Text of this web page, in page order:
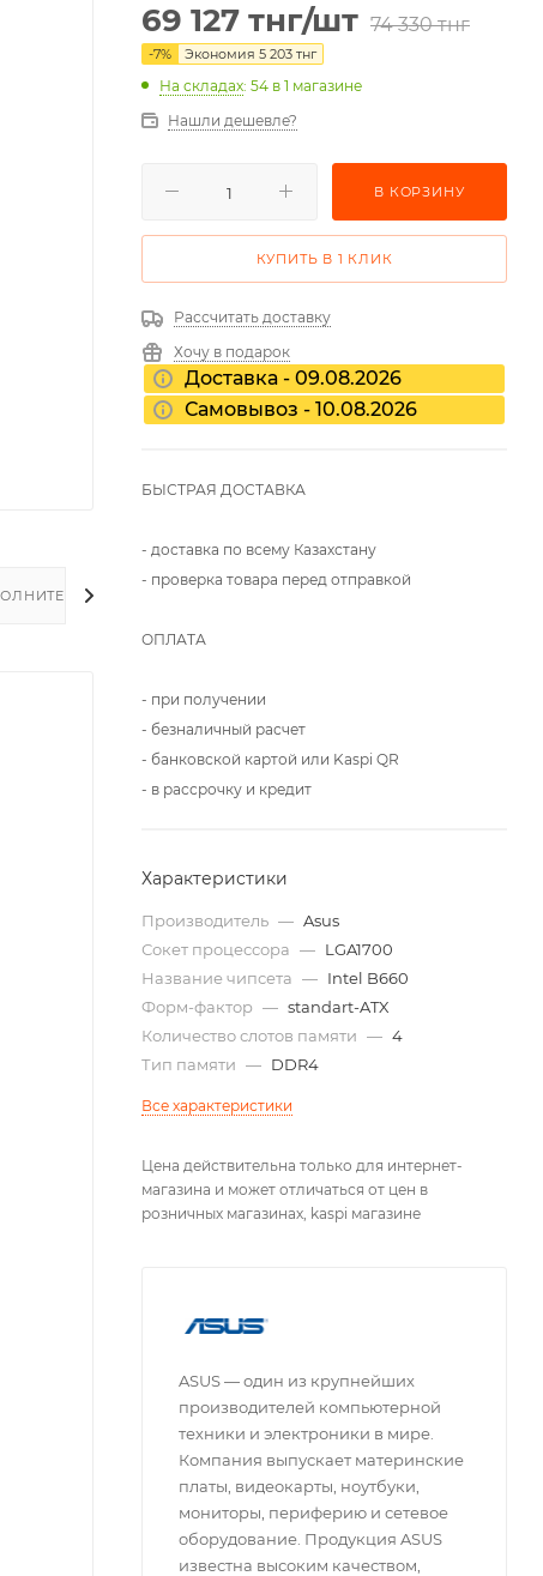
69 127 тнг/шт 74 330тнг
-7% Экономия 5 203 тнг
На складах: 54 в 1 магазине
Нашли дешевле?
В КОРЗИНУ
КУПИТЬ В 1 КЛИК
Рассчитать доставку
Хочу в подарок
Доставка - 09.08.2026
Самовывоз - 10.08.2026
БЫСТРАЯ ДОСТАВКА
- доставка по всему Казахстану
- проверка товара перед отправкой
ОПЛАТА
- при получении
- безналичный расчет
- банковской картой или Kaspi QR
- в рассрочку и кредит
Характеристики
Производитель — Asus
Сокет процессора — LGA1700
Название чипсета — Intel B660
Форм-фактор — standart-ATX
Количество слотов памяти — 4
Тип памяти — DDR4
Все характеристики
Цена действительна только для интернет-
магазина и может отличаться от цен в
розничных магазинах, kaspi магазине
ASUS — один из крупнейших
производителей компьютерной
техники и электроники в мире.
Компания выпускает материнские
платы, видеокарты, ноутбуки,
мониторы, периферию и сетевое
оборудование. Продукция ASUS
известна высоким качеством,